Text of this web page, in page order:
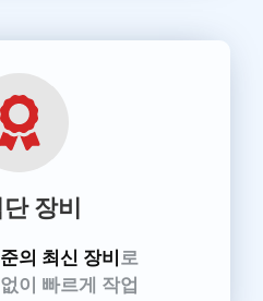
장비
의 최신 장비로
이 빠르게 작업